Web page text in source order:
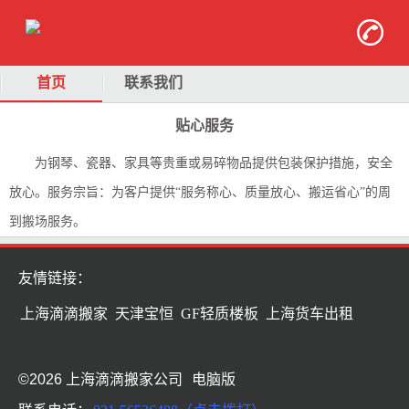
首页 联系我们
贴心服务
为钢琴、瓷器、家具等贵重或易碎物品提供包装保护措施，安全
放心。服务宗旨：为客户提供“服务称心、质量放心、搬运省心”的周
到搬场服务。
友情链接：
上海滴滴搬家 天津宝恒 GF轻质楼板 上海货车出租
©2026 上海滴滴搬家公司
电脑版